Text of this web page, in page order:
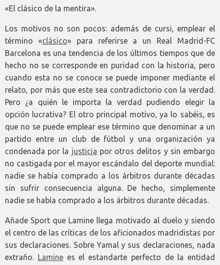
«El clásico de la mentira».
Los motivos no son pocos: además de cursi, emplear el
término «clásico» para referirse a un Real Madrid-FC
Barcelona es una tendencia de los últimos tiempos que de
hecho no se corresponde en puridad con la historia, pero
cuando esta no se conoce se puede imponer mediante el
relato, por más que este sea contradictorio con la verdad.
Pero ¿a quién le importa la verdad pudiendo elegir la
opción lucrativa? El otro principal motivo, ya lo sabéis, es
que no se puede emplear ese término que denominar a un
partido entre un club de fútbol y una organización ya
condenada por la justicia por otros delitos y sin embargo
no castigada por el mayor escándalo del deporte mundial:
nadie se había comprado a los árbitros durante décadas
sin sufrir consecuencia alguna. De hecho, simplemente
nadie se había comprado a los árbitros durante décadas.
Añade Sport que Lamine llega motivado al duelo y siendo
el centro de las críticas de los aficionados madridistas por
sus declaraciones. Sobre Yamal y sus declaraciones, nada
extraño. Laminees el estandarte perfecto de la entidad